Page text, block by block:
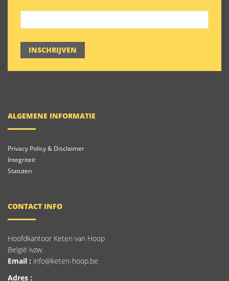
INSCHRIJVEN
ALGEMENE INFORMATIE
Privacy Policy & Disclaimer
Integriteit
Statuten
CONTACT INFO
Hoofdkantoor Keten van Hoop
België ivzw.
Email : info@keten-hoop.be
Adres :